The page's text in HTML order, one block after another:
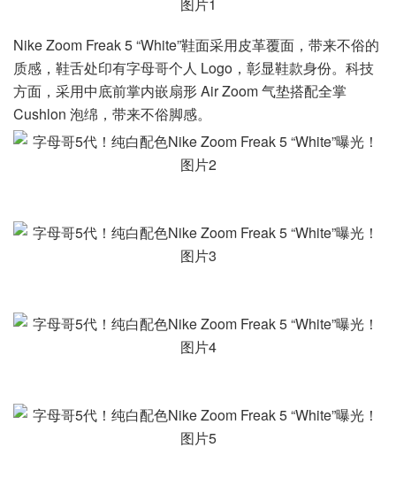
Nike Zoom Freak 5 “White”鞋面采用皮革覆面，带来不俗的
质感，鞋舌处印有字母哥个人 Logo，彰显鞋款身份。科技
方面，采用中底前掌内嵌扇形 Air Zoom 气垫搭配全掌
Cushlon 泡绵，带来不俗脚感。